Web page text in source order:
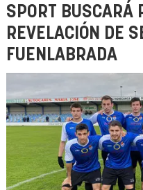
SPORT BUSCARÁ
REVELACIÓN DE
FUENLABRADA